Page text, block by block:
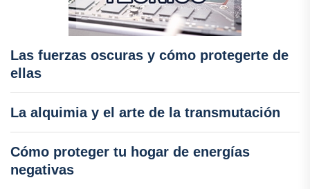
Las fuerzas oscuras y cómo protegerte de
ellas
La alquimia y el arte de la transmutación
Cómo proteger tu hogar de energías
negativas